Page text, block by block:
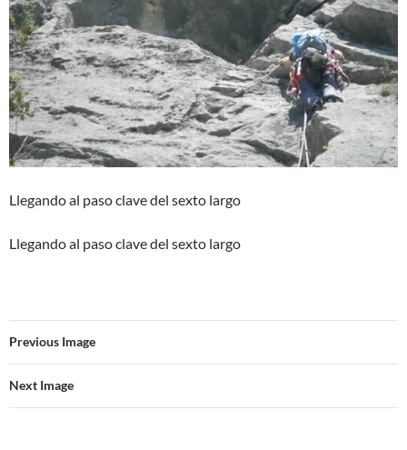
Llegando al paso clave del sexto largo
Llegando al paso clave del sexto largo
Previous Image
Next Image